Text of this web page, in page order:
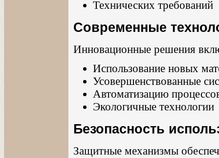
Технических требований
Современные
Инновационные решения
Использование новых
Усовершенствованные
Автоматизацию
Экологичные технологии
Безопасность
Защитные механизмы